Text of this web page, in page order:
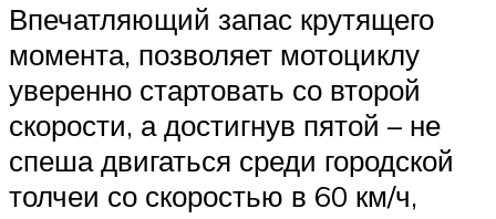
Впечатляющий запас крутящего
момента, позволяет мотоциклу
уверенно стартовать со второй
скорости, а достигнув пятой – не
спеша двигаться среди городской
толчеи со скоростью в 60 км/ч,